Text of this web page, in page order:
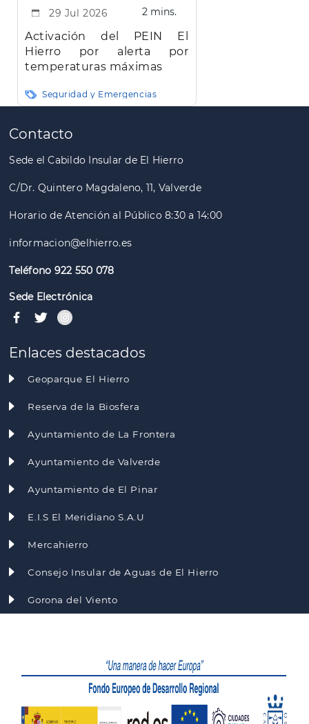
29 Jul 2026 2 mins.
Activación del PEIN El
Hierro por alerta por
temperaturas máximas
Seguridad y Emergencias
Paginación
Contacto
Sede el Cabildo Insular de El Hierro
C/Dr. Quintero Magdaleno, 11, Valverde
Horario de Atención al Público 8:30 a 14:00
informacion@elhierro.es
Teléfono 922 550 078
Sede Electrónica
Enlaces destacados
Geoparque El Hierro
Reserva de la Biosfera
Ayuntamiento de La Frontera
Ayuntamiento de Valverde
Ayuntamiento de El Pinar
E.I.S El Meridiano S.A.U
Mercahierro
Consejo Insular de Aguas de El Hierro
Gorona del Viento